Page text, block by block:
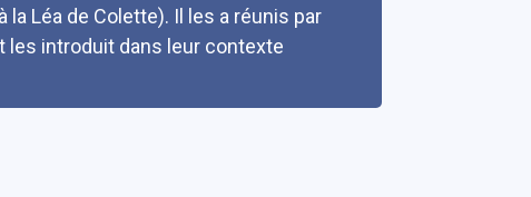
la Léa de Colette). Il les a réunis par
les introduit dans leur contexte